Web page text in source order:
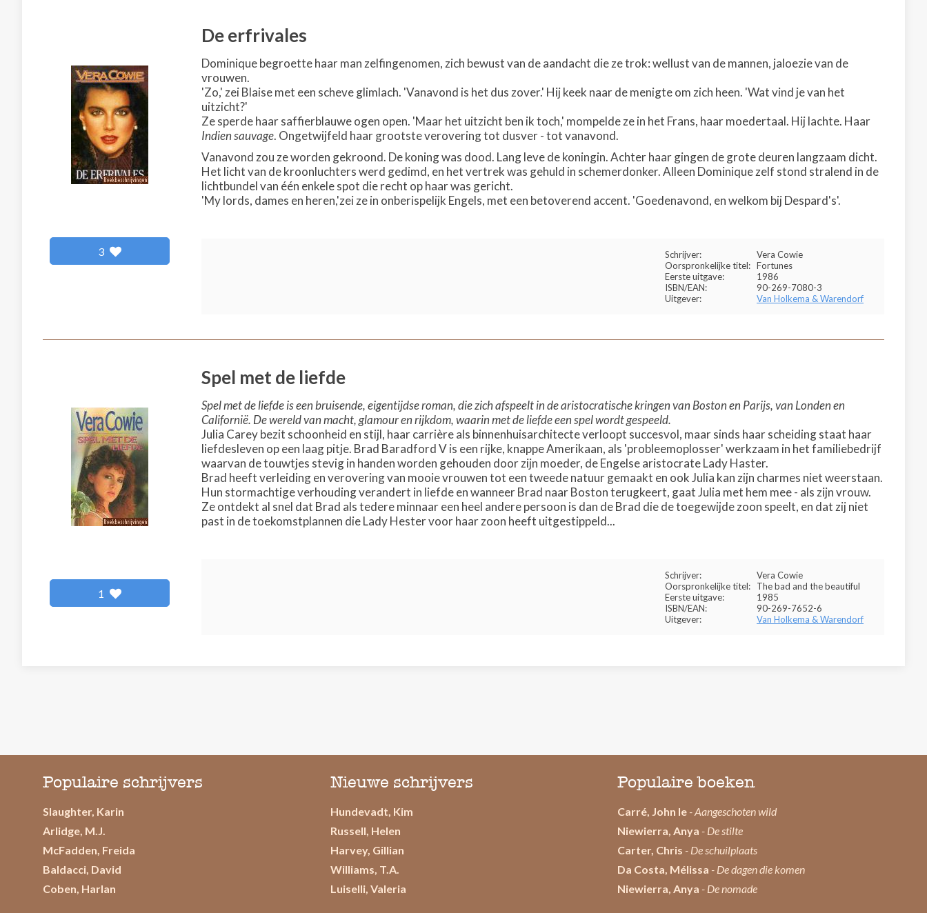
3
De erfrivales
Dominique begroette haar man zelfingenomen, zich bewust van de aandacht die ze trok: wellust van de mannen, jaloezie van de
vrouwen.
'Zo,' zei Blaise met een scheve glimlach. 'Vanavond is het dus zover.' Hij keek naar de menigte om zich heen. 'Wat vind je van het
uitzicht?'
Ze sperde haar saffierblauwe ogen open. 'Maar het uitzicht ben ik toch,' mompelde ze in het Frans, haar moedertaal. Hij lachte. Haar
Indien sauvage. Ongetwijfeld haar grootste verovering tot dusver - tot vanavond.
Vanavond zou ze worden gekroond. De koning was dood. Lang leve de koningin. Achter haar gingen de grote deuren langzaam dicht.
Het licht van de kroonluchters werd gedimd, en het vertrek was gehuld in schemerdonker. Alleen Dominique zelf stond stralend in de
lichtbundel van één enkele spot die recht op haar was gericht.
'My lords, dames en heren,'zei ze in onberispelijk Engels, met een betoverend accent. 'Goedenavond, en welkom bij Despard's'.
Schrijver:
Vera Cowie
Oorspronkelijke titel: Fortunes
Eerste uitgave:
1986
ISBN/EAN:
90-269-7080-3
Uitgever:
Van Holkema & Warendorf
1
Spel met de liefde
Spel met de liefde is een bruisende, eigentijdse roman, die zich afspeelt in de aristocratische kringen van Boston en Parijs, van Londen en
Californië. De wereld van macht, glamour en rijkdom, waarin met de liefde een spel wordt gespeeld.
Julia Carey bezit schoonheid en stijl, haar carrière als binnenhuisarchitecte verloopt succesvol, maar sinds haar scheiding staat haar
liefdesleven op een laag pitje. Brad Baradford V is een rijke, knappe Amerikaan, als 'probleemoplosser' werkzaam in het familiebedrijf
waarvan de touwtjes stevig in handen worden gehouden door zijn moeder, de Engelse aristocrate Lady Haster.
Brad heeft verleiding en verovering van mooie vrouwen tot een tweede natuur gemaakt en ook Julia kan zijn charmes niet weerstaan.
Hun stormachtige verhouding verandert in liefde en wanneer Brad naar Boston terugkeert, gaat Julia met hem mee - als zijn vrouw.
Ze ontdekt al snel dat Brad als tedere minnaar een heel andere persoon is dan de Brad die de toegewijde zoon speelt, en dat zij niet
past in de toekomstplannen die Lady Hester voor haar zoon heeft uitgestippeld...
Schrijver:
Vera Cowie
Oorspronkelijke titel:
The bad and the beautiful
Eerste uitgave:
1985
ISBN/EAN:
90-269-7652-6
Uitgever:
Van Holkema & Warendorf
Populaire schrijvers
Slaughter, Karin
Arlidge, M.J.
McFadden, Freida
Baldacci, David
Coben, Harlan
Nieuwe schrijvers
Hundevadt, Kim
Russell, Helen
Harvey, Gillian
Williams, T.A.
Luiselli, Valeria
Populaire boeken
Carré, John le - Aangeschoten wild
Niewierra, Anya - De stilte
Carter, Chris - De schuilplaats
Da Costa, Mélissa - De dagen die komen
Niewierra, Anya - De nomade